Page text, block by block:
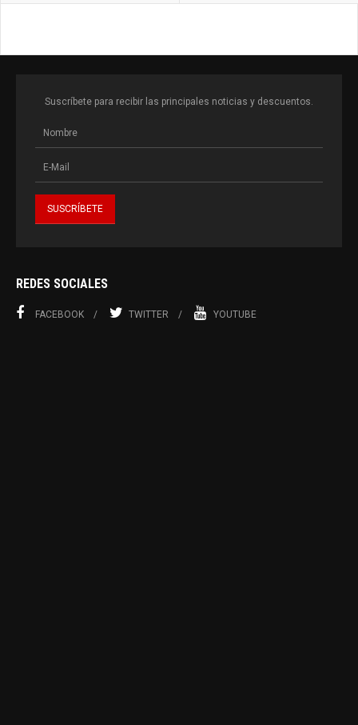
Suscríbete para recibir las principales noticias y descuentos.
REDES SOCIALES
FACEBOOK TWITTER YOUTUBE